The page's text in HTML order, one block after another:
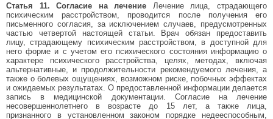
Статья 11. Согласие на лечение Лечение лица, страдающего
психическим расстройством, проводится после получения его
письменного согласия, за исключением случаев, предусмотренных
частью четвертой настоящей статьи. Врач обязан предоставить
лицу, страдающему психическим расстройством, в доступной для
него форме и с учетом его психического состояния информацию о
характере психического расстройства, целях, методах, включая
альтернативные, и продолжительности рекомендуемого лечения, а
также о болевых ощущениях, возможном риске, побочных эффектах
и ожидаемых результатах. О предоставленной информации делается
запись в медицинской документации. Согласие на лечение
несовершеннолетнего в возрасте до 15 лет, а также лица,
признанного в установленном законом порядке недееспособным,